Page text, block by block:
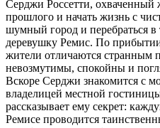
Серджи Россетти, охваченный
прошлого и начать жизнь с
шумный город и перебраться
деревушку Ремис. По
жители отличаются странным
невозмутимы, спокойны и
Вскоре Серджи знакомится с
владелицей местной
рассказывает ему секрет:
Ремисе проводится